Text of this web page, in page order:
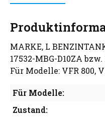
MARKE, L
17532-MBG-D10ZA bzw.
Für Modelle: VFR 800,
Für Modelle:
Zustand: